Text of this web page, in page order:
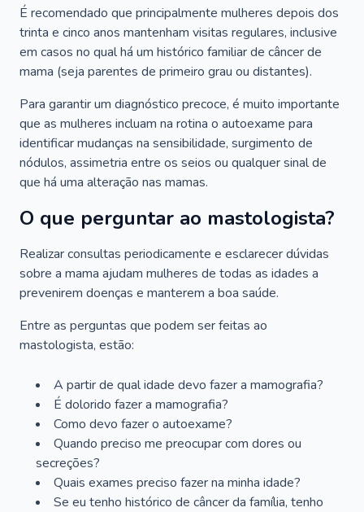
É recomendado que principalmente mulheres depois dos
trinta e cinco anos mantenham visitas regulares, inclusive
em casos no qual há um histórico familiar de câncer de
mama (seja parentes de primeiro grau ou distantes).
Para garantir um diagnóstico precoce, é muito importante
que as mulheres incluam na rotina o autoexame para
identificar mudanças na sensibilidade, surgimento de
nódulos, assimetria entre os seios ou qualquer sinal de
que há uma alteração nas mamas.
O que perguntar ao mastologista?
Realizar consultas periodicamente e esclarecer dúvidas
sobre a mama ajudam mulheres de todas as idades a
prevenirem doenças e manterem a boa saúde.
Entre as perguntas que podem ser feitas ao
mastologista, estão:
A partir de qual idade devo fazer a mamografia?
É dolorido fazer a mamografia?
Como devo fazer o autoexame?
Quando preciso me preocupar com dores ou
secreções?
Quais exames preciso fazer na minha idade?
Se eu tenho histórico de câncer da família, tenho